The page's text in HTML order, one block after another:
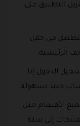
التطبيق على
من خلال
الرئيسية.
الدخول إذا
جديد بسهولة.
الأقسام مثل
إلى سلة